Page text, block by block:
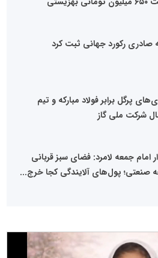
صادری رکورد جهانی ثبت کرد
پرگل برابر فولاد مبارکه و تیم
شرکت ملی گاز
امام جمعه لامرد: فضای سبز قربانی
صنعتی؛ پول‌های آلایندگی کجا خرج...